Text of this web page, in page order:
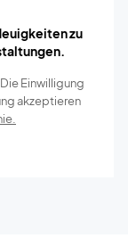
zu
Einwilligung
akzeptieren